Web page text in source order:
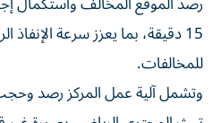
15 دقيقة، بما يعزز سرعة الإنفاذ
للمخالفات.
وتشمل آلية عمل المركز رصد